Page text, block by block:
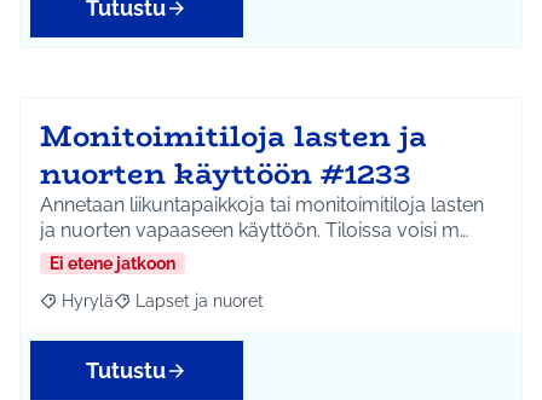
Tutustu
Monitoimitiloja lasten ja
nuorten käyttöön #1233
Annetaan liikuntapaikkoja tai monitoimitiloja lasten
ja nuorten vapaaseen käyttöön. Tiloissa voisi m…
Ei etene jatkoon
Rajaa tulokset aihepiirin mukaan: Hyrylä
Hyrylä Rajaa tulokset teeman mukaan: Lapset ja nuoret
Lapset ja nuoret
Tutustu